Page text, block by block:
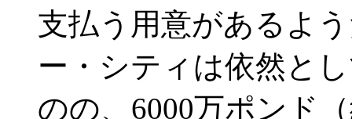
支払う用意があるよ
ー・シティは依然と
のの、6000万ポンド